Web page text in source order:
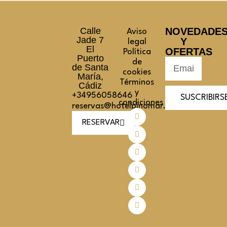
Calle
Jade 7
El
Puerto
de Santa
María,
Cádiz
+34956058646
reservas@hotelpinomar.com
RESERVAR
Aviso
legal
Política
de
cookies
Términos
y
condiciones
Y
OFERTAS